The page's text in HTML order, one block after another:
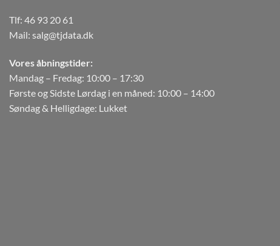
Tlf: 46 93 20 61
Mail: salg@tjdata.dk
Vores åbningstider:
Mandag – Fredag: 10:00 – 17:30
Første og Sidste Lørdag i en måned: 10:00 – 14:00
Søndag & Helligdage: Lukket